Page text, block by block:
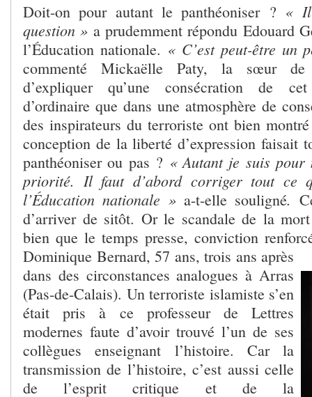
Doit-on pour autant le panthéoniser ? «
question » a prudemment répondu Edouard
l’Éducation nationale. « C’est peut-être un
commenté Mickaëlle Paty, la sœur de
d’expliquer qu’une consécration de
d’ordinaire que dans une atmosphère de
des inspirateurs du terroriste ont bien
conception de la liberté d’expression faisait
panthéoniser ou pas ? « Autant je suis pour
priorité. Il faut d’abord corriger tout ce
l’Éducation nationale »a-t-elle souligné.
d’arriver de sitôt. Or le scandale de la
bien que le temps presse, conviction
Dominique Bernard, 57 ans, trois ans après
dans des circonstances analogues à Arras
(Pas-de-Calais). Un terroriste islamiste s’en
était pris à ce professeur de Lettres
modernes faute d’avoir trouvé l’un de ses
collègues enseignant l’histoire. Car la
transmission de l’histoire, c’est aussi celle
de l’esprit critique et de la